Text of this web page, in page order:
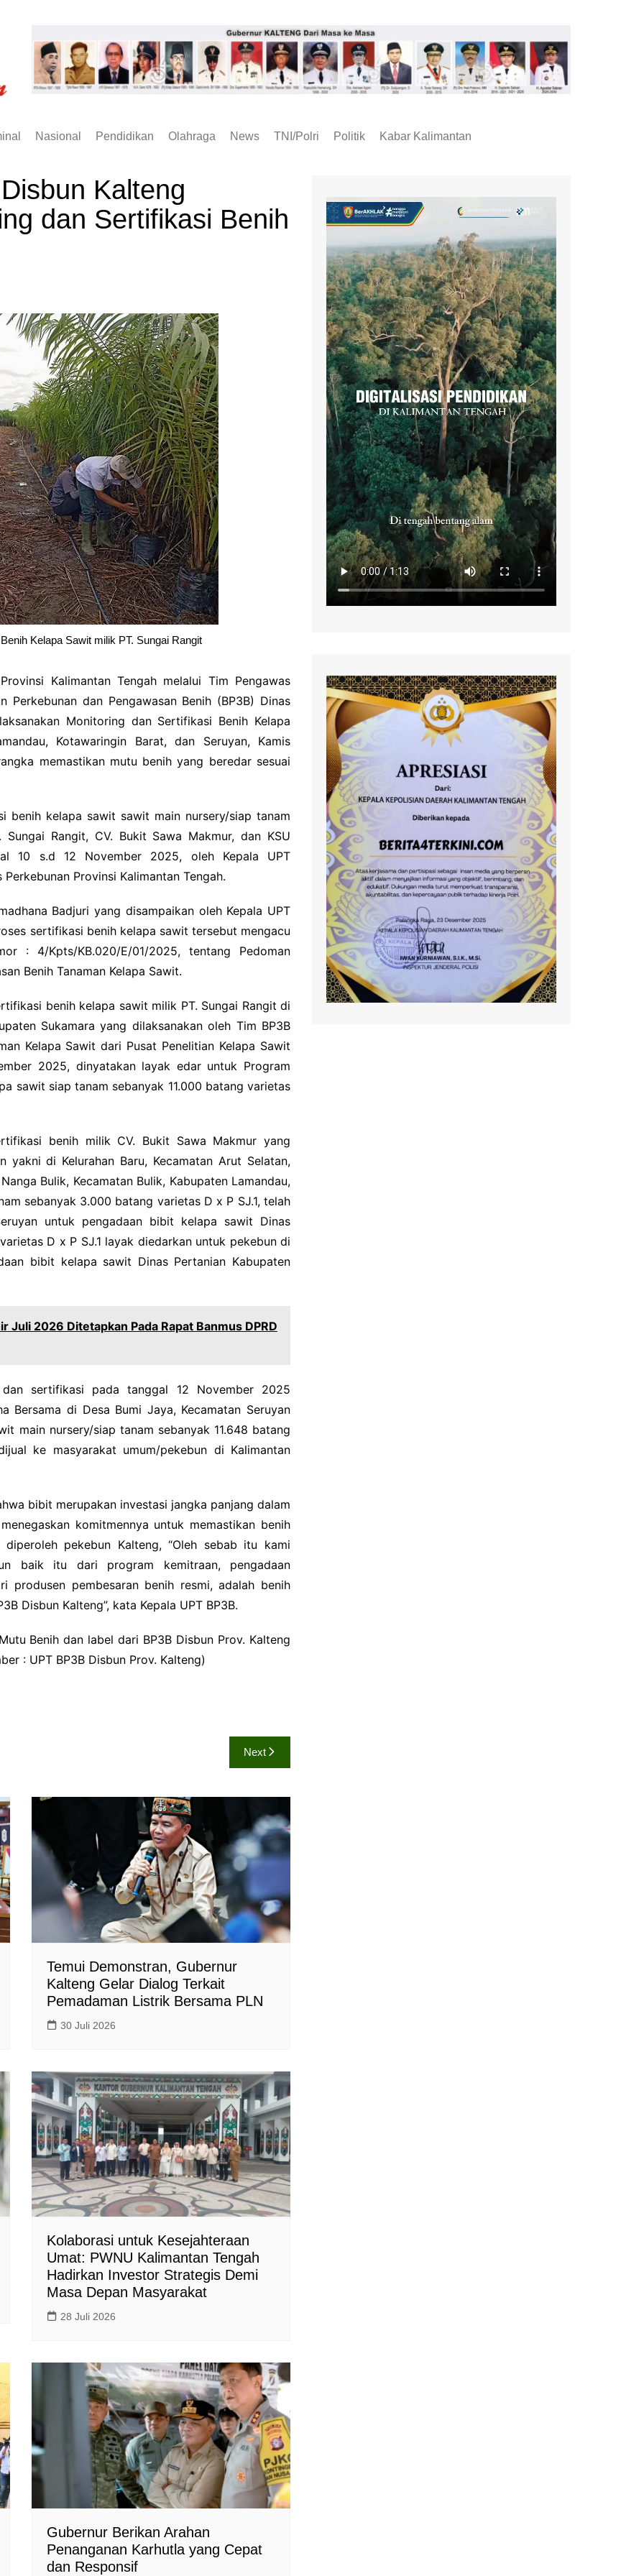
Nasional Pendidikan Olahraga News TNI/Polri Politik Kabar Kalimantan
Kalteng
dan Sertifikasi Benih
Kelapa Sawit milik PT. Sungai Rangit
Kalimantan Tengah melalui Tim Pengawas
Perkebunan dan Pengawasan Benih (BP3B) Dinas
Monitoring dan Sertifikasi Benih Kelapa
Kotawaringin Barat, dan Seruyan, Kamis
memastikan mutu benih yang beredar sesuai
benih kelapa sawit sawit main nursery/siap tanam
Rangit, CV. Bukit Sawa Makmur, dan KSU
10 s.d 12 November 2025, oleh Kepala UPT
Provinsi Kalimantan Tengah.
Badjuri yang disampaikan oleh Kepala UPT
sertifikasi benih kelapa sawit tersebut mengacu
: 4/Kpts/KB.020/E/01/2025, tentang Pedoman
Benih Tanaman Kelapa Sawit.
benih kelapa sawit milik PT. Sungai Rangit di
Sukamara yang dilaksanakan oleh Tim BP3B
Kelapa Sawit dari Pusat Penelitian Kelapa Sawit
2025, dinyatakan layak edar untuk Program
sawit siap tanam sebanyak 11.000 batang varietas
benih milik CV. Bukit Sawa Makmur yang
di Kelurahan Baru, Kecamatan Arut Selatan,
Bulik, Kecamatan Bulik, Kabupaten Lamandau,
sebanyak 3.000 batang varietas D x P SJ.1, telah
untuk pengadaan bibit kelapa sawit Dinas
D x P SJ.1 layak diedarkan untuk pekebun di
bibit kelapa sawit Dinas Pertanian Kabupaten
Juli 2026 Ditetapkan Pada Rapat Banmus DPRD
sertifikasi pada tanggal 12 November 2025
Bersama di Desa Bumi Jaya, Kecamatan Seruyan
main nursery/siap tanam sebanyak 11.648 batang
ke masyarakat umum/pekebun di Kalimantan
bibit merupakan investasi jangka panjang dalam
komitmennya untuk memastikan benih
pekebun Kalteng, “Oleh sebab itu kami
baik itu dari program kemitraan, pengadaan
produsen pembesaran benih resmi, adalah benih
Disbun Kalteng”, kata Kepala UPT BP3B.
Benih dan label dari BP3B Disbun Prov. Kalteng
: UPT BP3B Disbun Prov. Kalteng)
Next
Temui Demonstran, Gubernur
Kalteng Gelar Dialog Terkait
Pemadaman Listrik Bersama PLN
30 Juli 2026
Kolaborasi untuk Kesejahteraan
Umat: PWNU Kalimantan Tengah
Hadirkan Investor Strategis Demi
Masa Depan Masyarakat
28 Juli 2026
Gubernur Berikan Arahan
Penanganan Karhutla yang Cepat
dan Responsif